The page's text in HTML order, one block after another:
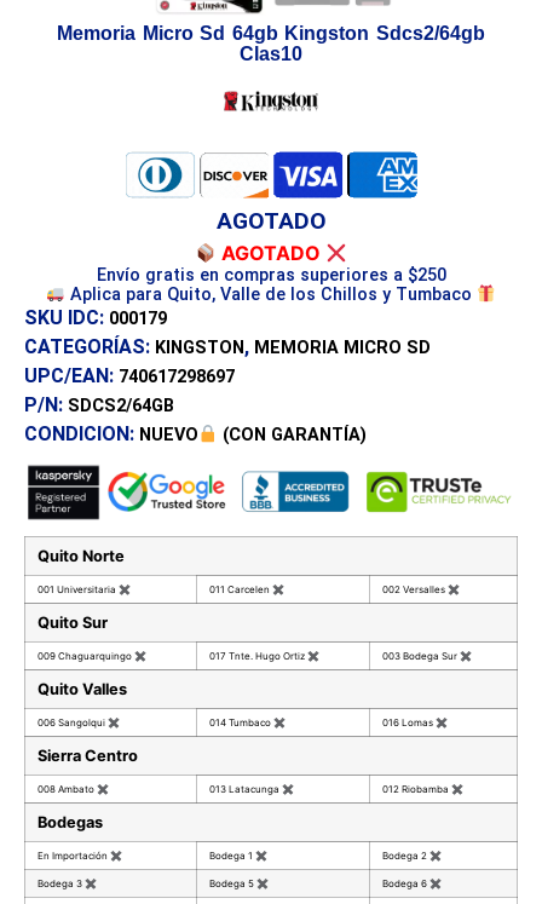
Memoria Micro Sd 64gb Kingston Sdcs2/64gb
Clas10
AGOTADO
AGOTADO
Envío gratis en compras superiores a $250
Aplica para Quito, Valle de los Chillos y Tumbaco
SKU IDC: 000179
CATEGORÍAS: KINGSTON , MEMORIA MICRO SD
UPC/EAN: 740617298697
P/N: SDCS2/64GB
CONDICION: NUEVO (CON GARANTÍA)
Quito Norte
001 Universitaria ✖ 011 Carcelen ✖ 002 Versalles ✖
Quito Sur
009 Chaguarquingo ✖ 017 Tnte. Hugo Ortiz ✖ 003 Bodega Sur ✖
Quito Valles
006 Sangolqui ✖ 014 Tumbaco ✖ 016 Lomas ✖
Sierra Centro
008 Ambato ✖ 013 Latacunga ✖ 012 Riobamba ✖
Bodegas
En Importación ✖ Bodega 1 ✖ Bodega 2 ✖
Bodega 3 ✖ Bodega 5 ✖ Bodega 6 ✖